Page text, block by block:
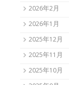
2026年2月
2026年1月
2025年12月
2025年11月
2025年10月